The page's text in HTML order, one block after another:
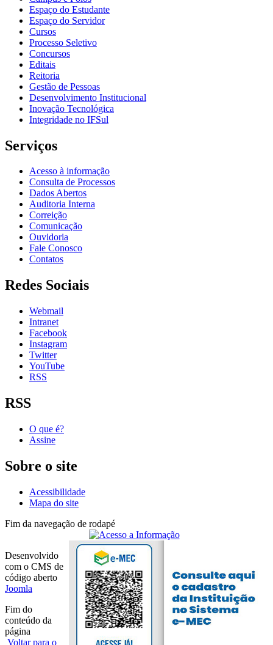
Espaço do Estudante
Espaço do Servidor
Cursos
Processo Seletivo
Concursos
Editais
Reitoria
Gestão de Pessoas
Desenvolvimento Institucional
Inovação Tecnológica
Integridade no IFSul
Serviços
Acesso à informação
Consulta de Processos
Dados Abertos
Auditoria Interna
Correição
Comunicação
Ouvidoria
Fale Conosco
Contatos
Redes Sociais
Webmail
Intranet
Facebook
Instagram
Twitter
YouTube
RSS
RSS
O que é?
Assine
Sobre o site
Acessibilidade
Mapa do site
Fim da navegação de rodapé
Desenvolvido
com o CMS de
código aberto
Joomla
Fim do
conteúdo da
página
Voltar para o